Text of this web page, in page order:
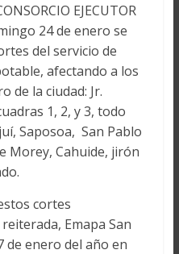
EJECUTOR
24 de enero se
del servicio de
afectando a los
de la ciudad: Jr.
1, 2, y 3, todo
Saposoa, San Pablo
Morey, Cahuide, jirón
cortes
Emapa San
de enero del año en